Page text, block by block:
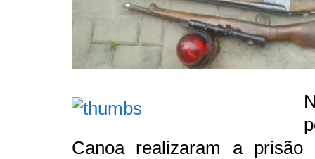
Canoa realizaram a